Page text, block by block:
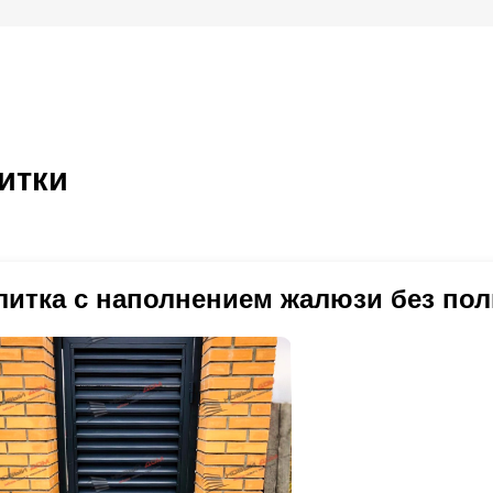
с наполнением жалюзи без